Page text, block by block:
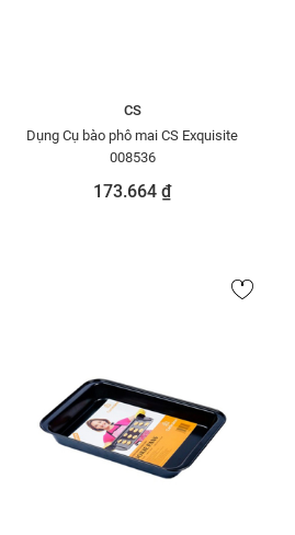
CS
Dụng Cụ bào phô mai CS Exquisite
008536
173.664 ₫